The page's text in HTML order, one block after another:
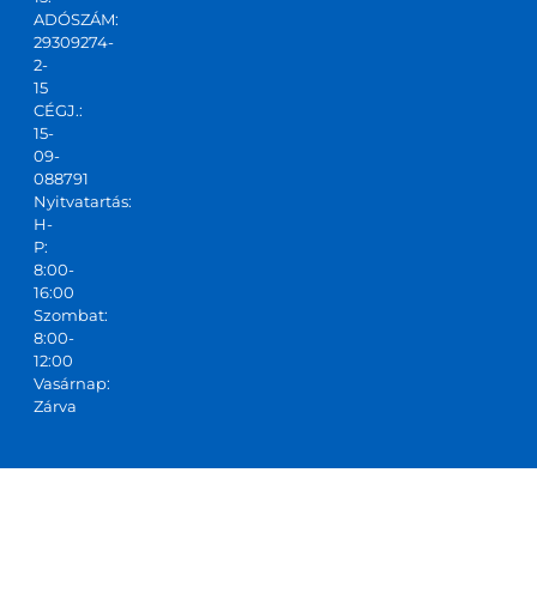
ADÓSZÁM:
29309274-
2-
15
CÉGJ.:
15-
09-
088791
Nyitvatartás:
H-
P:
8:00-
16:00
Szombat:
8:00-
12:00
Vasárnap:
Zárva